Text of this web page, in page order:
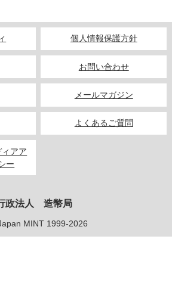
個人情報保護方針
お問い合わせ
メールマガジン
よくあるご質問
アア
ー
政法人 造幣局
MINT 1999-2026